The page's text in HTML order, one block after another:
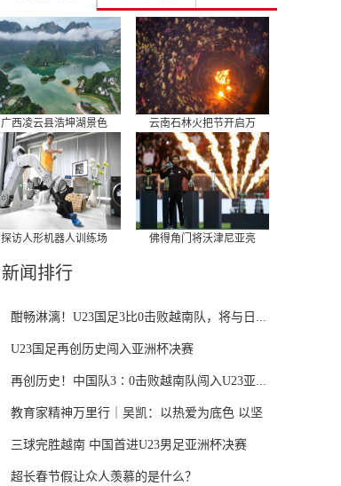
广西凌云县浩坤湖景色 云南石林火把节开启万
探访人形机器人训练场 佛得角门将沃津尼亚亮
新闻排行
酣畅淋漓！U23国足3比0击败越南队，将与日...
U23国足再创历史闯入亚洲杯决赛
再创历史！中国队3∶0击败越南队闯入U23亚...
教育家精神万里行｜吴凯：以热爱为底色 以坚
守...
三球完胜越南 中国首进U23男足亚洲杯决赛
超长春节假让众人羡慕的是什么？